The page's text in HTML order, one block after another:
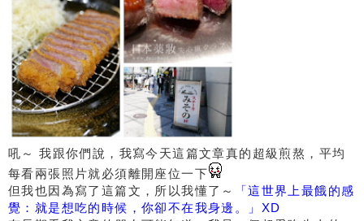
吼～ 我跟你們說，我寫今天這篇文章真的超級煎熬，平均
每看兩張照片就必須離開座位一下
但我也因為寫了這篇文，所以我懂了～
「這世界上最餓的感
覺：就是想吃的時候，你卻不在我身邊。」XD